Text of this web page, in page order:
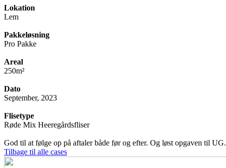
Lokation
Lem
Pakkeløsning
Pro Pakke
Areal
250m²
Dato
September, 2023
Flisetype
Røde Mix Heeregårdsfliser
God til at følge op på aftaler både før og efter. Og løst opgaven til UG.
Tilbage til alle cases